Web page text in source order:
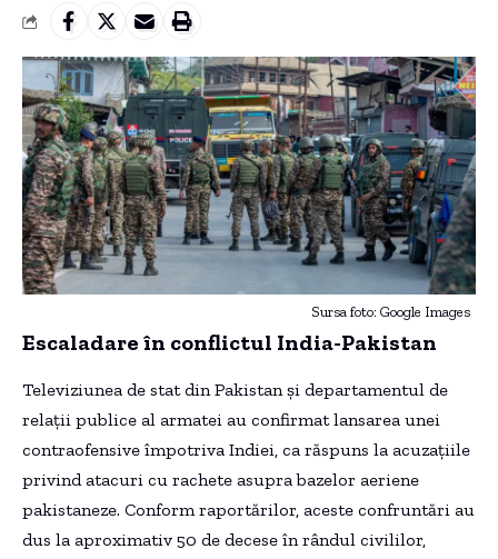
Sursa foto: Google Images
Escaladare în conflictul India-Pakistan
Televiziunea de stat din Pakistan și departamentul de
relații publice al armatei au confirmat lansarea unei
contraofensive împotriva Indiei, ca răspuns la acuzațiile
privind atacuri cu rachete asupra bazelor aeriene
pakistaneze. Conform raportărilor, aceste confruntări au
dus la aproximativ 50 de decese în rândul civililor,